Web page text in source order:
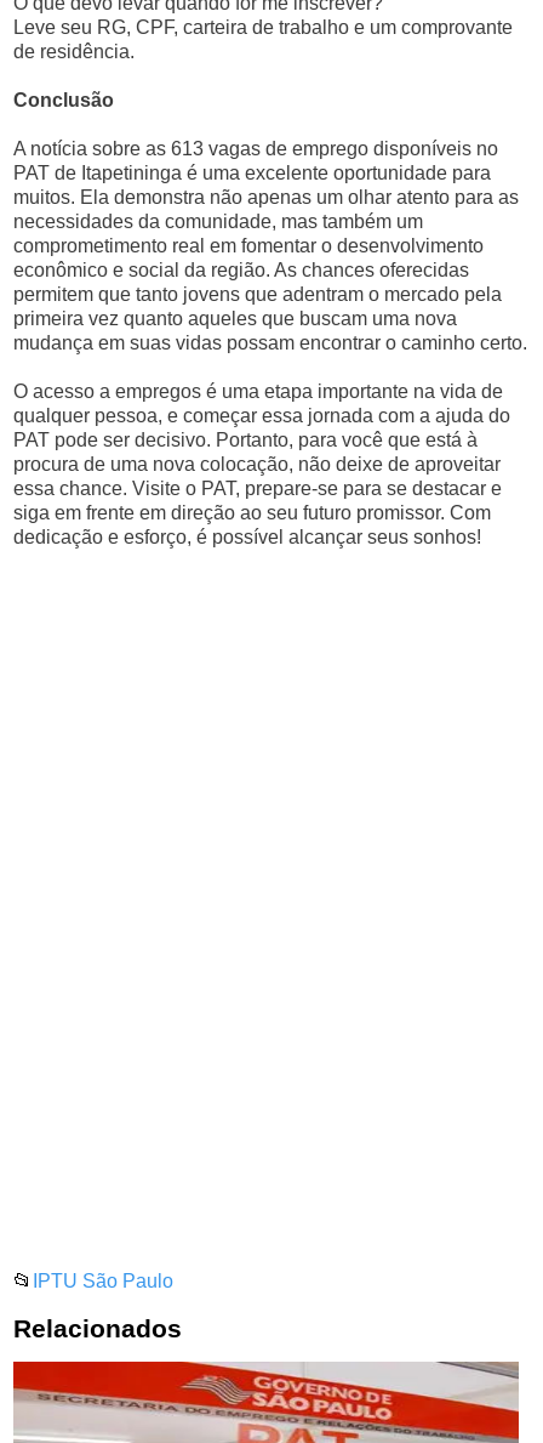
Leve seu RG, CPF, carteira de trabalho e um comprovante
de residência.
Conclusão
A notícia sobre as 613 vagas de emprego disponíveis no
PAT de Itapetininga é uma excelente oportunidade para
muitos. Ela demonstra não apenas um olhar atento para as
necessidades da comunidade, mas também um
comprometimento real em fomentar o desenvolvimento
econômico e social da região. As chances oferecidas
permitem que tanto jovens que adentram o mercado pela
primeira vez quanto aqueles que buscam uma nova
mudança em suas vidas possam encontrar o caminho certo.
O acesso a empregos é uma etapa importante na vida de
qualquer pessoa, e começar essa jornada com a ajuda do
PAT pode ser decisivo. Portanto, para você que está à
procura de uma nova colocação, não deixe de aproveitar
essa chance. Visite o PAT, prepare-se para se destacar e
siga em frente em direção ao seu futuro promissor. Com
dedicação e esforço, é possível alcançar seus sonhos!
📂 IPTU São Paulo
Relacionados